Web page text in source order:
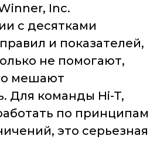
Inc.
с десятками
и показателей,
не помогают,
мешают
Для команды Hi-T,
по принципам
это серьезная